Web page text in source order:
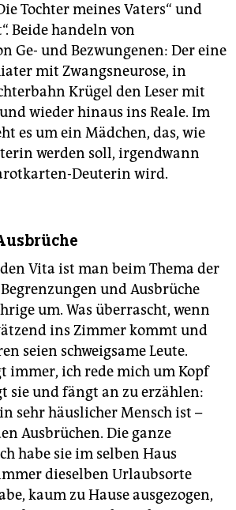
Tochter meines Vaters“ und
Beide handeln von
Ge- und Bezwungenen: Der eine
mit Zwangsneurose, in
Krügel den Leser mit
wieder hinaus ins Reale. Im
es um ein Mädchen, das, wie
werden soll, irgendwann
Deuterin wird.
Vita ist man beim Thema der
und Ausbrüche
um. Was überrascht, wenn
ins Zimmer kommt und
seien schweigsame Leute.
immer, ich rede mich um Kopf
sie und fängt an zu erzählen:
sehr häuslicher Mensch ist –
Ausbrüchen. Die ganze
habe sie im selben Haus
dieselben Urlaubsorte
kaum zu Hause ausgezogen,